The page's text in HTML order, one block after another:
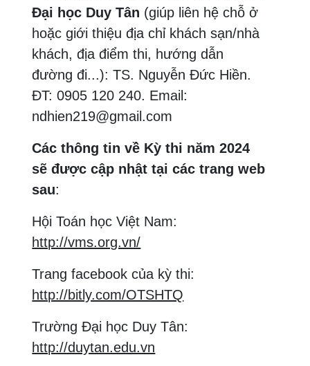
Đại học Duy Tân (giúp liên hệ chỗ ở
hoặc giới thiệu địa chỉ khách sạn/nhà
khách, địa điểm thi, hướng dẫn
đường đi...): TS. Nguyễn Đức Hiền.
ĐT: 0905 120 240. Email:
ndhien219@gmail.com
Các thông tin về Kỳ thi năm 2024
sẽ được cập nhật tại các trang web
sau:
Hội Toán học Việt Nam:
http://vms.org.vn/
Trang facebook của kỳ thi:
http://bitly.com/OTSHTQ
Trường Đại học Duy Tân:
http://duytan.edu.vn